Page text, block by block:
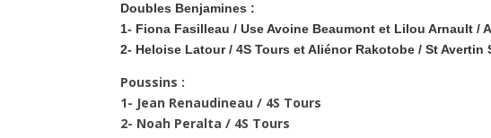
Doubles Benjamines :
1- Fiona Fasilleau / Use Avoine Beaumont et Lilou Arnault /
2- Heloise Latour / 4S Tours et Aliénor Rakotobe / St Avertin
Poussins :
1- Jean Renaudineau / 4S Tours
2- Noah Peralta / 4S Tours